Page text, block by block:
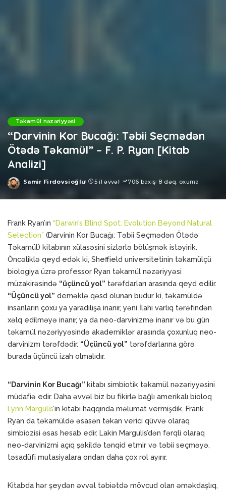
Təkamül nəzəriyyəsi
“Darvinin Kor Bucağı: Təbii Seçmədən
Ötədə Təkamül” – F. P. Ryan [Kitab
Analizi]
Posted
Samir Firdovsioğlu 5 il əvvəl 706 baxış 8 dəq. oxuma
Frank Ryan’ın “Darwin’s Blind Spot: Evolution Beyond Natural
Selection” (Darvinin Kor Bucağı: Təbii Seçmədən Ötədə
Təkamül) kitabının xülasəsini sizlərlə bölüşmək istəyirik.
Öncəliklə qeyd edək ki, Sheffield universitetinin təkamülçü
biologiya üzrə professor Ryan təkamül nəzəriyyəsi
müzakirəsində “üçüncü yol” tərəfdarları arasında qeyd edilir.
“Üçüncü yol” deməklə qəsd olunan budur ki, təkamüldə
insanların çoxu ya yaradılışa inanır, yəni İlahi varlıq tərəfindən
xəlq edilməyə inanır, ya da neo-darvinizmə inanır və bu gün
təkamül nəzəriyyəsində akademiklər arasında çoxunluq neo-
darvinizm tərəfdədir. “Üçüncü yol” tərəfdarlarına görə
burada üçüncü izah olmalıdır.
“Darvinin Kor Bucağı” kitabı simbiotik təkamül nəzəriyyəsini
müdafiə edir. Daha əvvəl biz bu fikirlə bağlı amerikalı bioloq
Lynn Margulis’in kitabı haqqında məlumat vermişdik. Frank
Ryan da təkamüldə əsasən təkan verici qüvvə olaraq
simbiozisi əsas hesab edir. Lakin Margulis’dən fərqli olaraq
neo-darvinizmi açıq şəkildə tənqid etmir və təbii seçməyə,
təsadüfi mutasiyalara ondan daha çox rol ayırır.
Kitabda hər şeydən əvvəl təbiətdə mövcud olan əməkdaşlıq,